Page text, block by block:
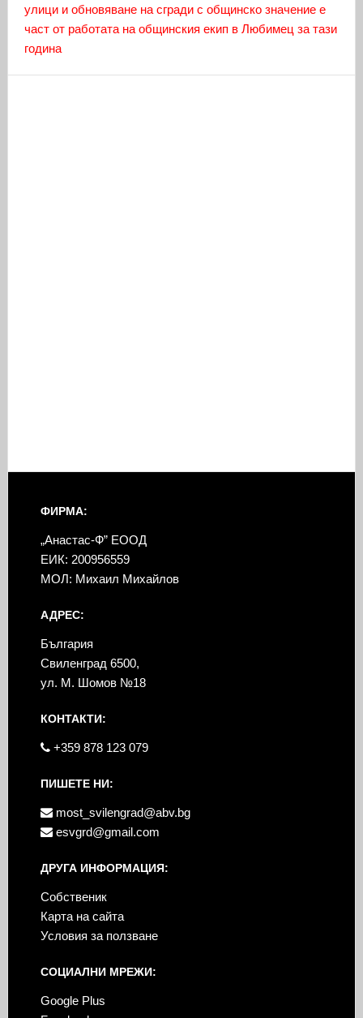
улици и обновяване на сгради с общинско значение е
част от работата на общинския екип в Любимец за тази
година
ФИРМА:
„Анастас-Ф” ЕООД
ЕИК: 200956559
МОЛ: Михаил Михайлов
АДРЕС:
България
Свиленград 6500,
ул. М. Шомов №18
КОНТАКТИ:
+359 878 123 079
ПИШЕТЕ НИ:
most_svilengrad@abv.bg
esvgrd@gmail.com
ДРУГА ИНФОРМАЦИЯ:
Собственик
Карта на сайта
Условия за ползване
СОЦИАЛНИ МРЕЖИ:
Google Plus